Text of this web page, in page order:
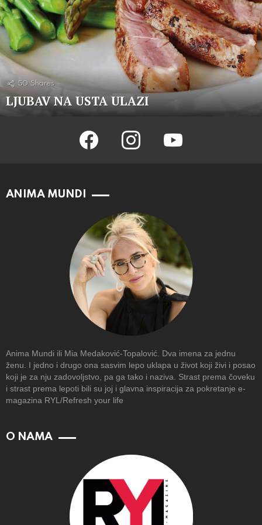
50 Shares
LJUBAV NA USTA ULAZI
facebook instagram youtube
ANIMA MUNDI
Anima Mundi ili Mia Medaković-Topalović. Dva imena za jednu
ženu. I jedno i drugo ona sasvim lepo uklapa u život koji živi i posao
koji je za nju zadovoljstvo, pa ga tako i naziva. Strast prema čoveku
i strast prema lepoti bili su joj i glavna inspiracija za pokretanje e-
magazina RYL/Refresh your life
O NAMA